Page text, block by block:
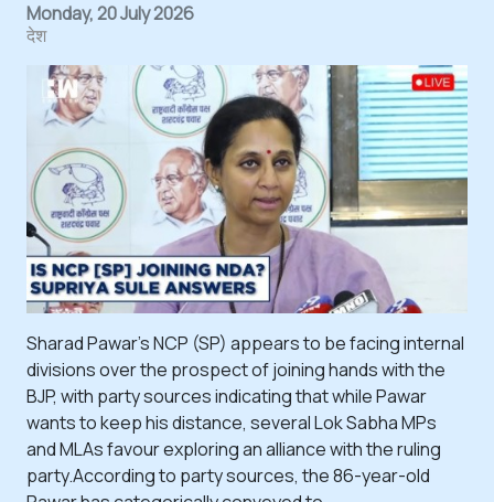
Monday, 20 July 2026
देश
Sharad Pawar's NCP (SP) appears to be facing internal
divisions over the prospect of joining hands with the
BJP, with party sources indicating that while Pawar
wants to keep his distance, several Lok Sabha MPs
and MLAs favour exploring an alliance with the ruling
party.According to party sources, the 86-year-old